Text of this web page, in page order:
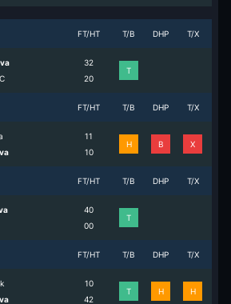
FT/HT T/B DHP T/X
3
2
2
0
T
FT/HT T/B DHP T/X
1
1
1
0
H B X
FT/HT T/B DHP T/X
4
0
0
0
T
FT/HT T/B DHP T/X
1
4
0
2
T H H